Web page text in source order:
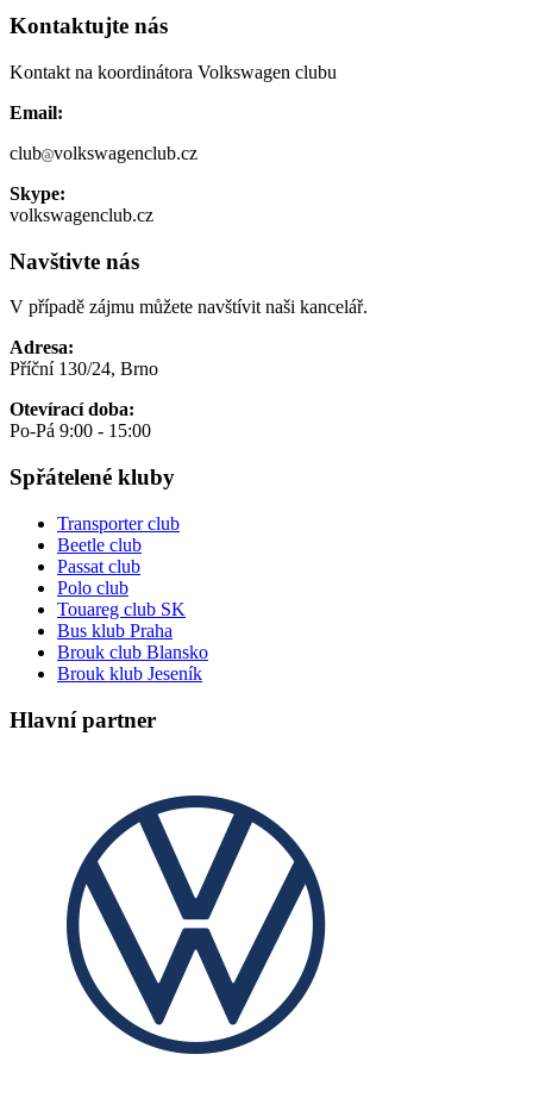
Kontaktujte nás
Kontakt na koordinátora Volkswagen clubu
Email:
club volkswagenclub.cz
Skype:
volkswagenclub.cz
Navštivte nás
V případě zájmu můžete navštívit naši kancelář.
Adresa:
Příční 130/24, Brno
Otevírací doba:
Po-Pá 9:00 - 15:00
Spřátelené kluby
Transporter club
Beetle club
Passat club
Polo club
Touareg club SK
Bus klub Praha
Brouk club Blansko
Brouk klub Jeseník
Hlavní partner